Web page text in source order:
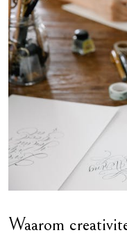
Waarom